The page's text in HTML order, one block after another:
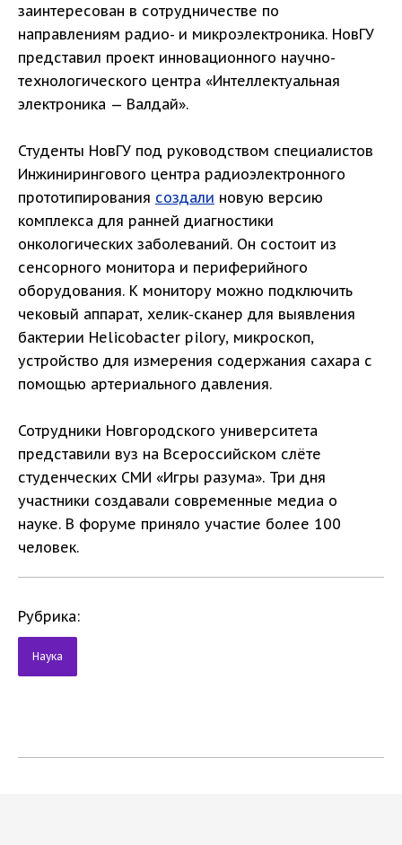
заинтересован в сотрудничестве по
направлениям радио- и микроэлектроника. НовГУ
представил проект инновационного научно-
технологического центра «Интеллектуальная
электроника — Валдай».
Студенты НовГУ под руководством специалистов
Инжинирингового центра радиоэлектронного
прототипирования создали новую версию
комплекса для ранней диагностики
онкологических заболеваний. Он состоит из
сенсорного монитора и периферийного
оборудования. К монитору можно подключить
чековый аппарат, хелик-сканер для выявления
бактерии Helicobacter pilory, микроскоп,
устройство для измерения содержания сахара с
помощью артериального давления.
Сотрудники Новгородского университета
представили вуз на Всероссийском слёте
студенческих СМИ «Игры разума». Три дня
участники создавали современные медиа о
науке. В форуме приняло участие более 100
человек.
Рубрика:
Наука